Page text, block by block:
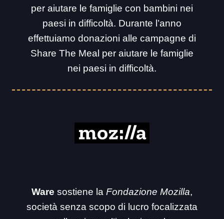
per aiutare le famiglie con bambini nei
paesi in difficoltà. Durante l’anno
effettuiamo donazioni alle campagne di
Share The Meal per aiutare le famiglie
nei paesi in difficoltà.
Ware sostiene la Fondazione Mozilla,
società senza scopo di lucro focalizzata